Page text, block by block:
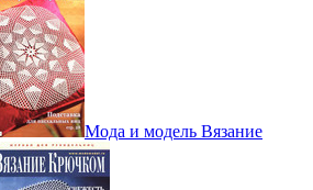
Мода и модель Вязание